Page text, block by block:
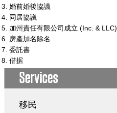
婚前婚後協議
同居協議
加州責任有限公司成立 (Inc. & LLC)
房產加名除名
委託書
借据
Services
移民